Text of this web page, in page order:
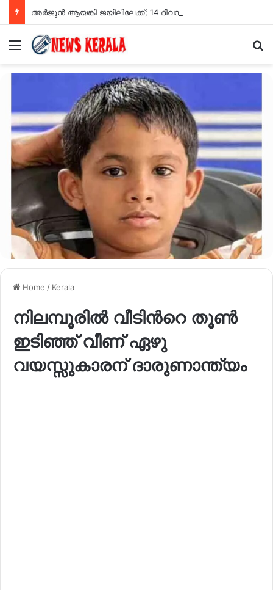
Menu
Home / Kerala
നിലമ്പൂരിൽ വീടിന്‍റെ തൂൺ
ഇടിഞ്ഞ് വീണ് ഏഴു
വയസ്സുകാരന് ദാരുണാന്ത‍്യം